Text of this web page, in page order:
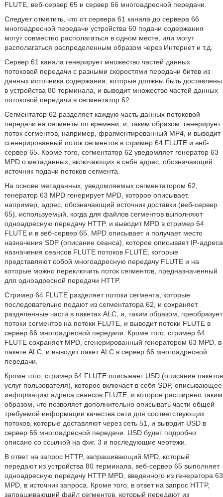
FLUTE, веб-сервер 65 и сервер 66 многоадресной передачи.
Следует отметить, что от сервера 61 канала до сервера 66
многоадресной передачи устройства 60 подачи содержания
могут совместно располагаться в одном месте, или могут
располагаться распределенным образом через Интернет и т.д.
Сервер 61 канала генерирует множество частей данных
потоковой передачи с разными скоростями передачи битов из
данных источника содержания, которые должны быть доставлены
в устройства 80 терминала, и выводит множество частей данных
потоковой передачи в сегментатор 62.
Сегментатор 62 разделяет каждую часть данных потоковой
передачи на сегменты по времени, и, таким образом, генерирует
поток сегментов, например, фрагментированный MP4, и выводит
сгенерированный поток сегментов в стример 64 FLUTE и веб-
сервер 65. Кроме того, сегментатор 62 уведомляет генератор 63
MPD о метаданных, включающих в себя адрес, обозначающий
источник подачи потоков сегмента.
На основе метаданных, уведомляемых сегментатором 62,
генератор 63 MPD генерирует MPD, которое описывает,
например, адрес, обозначающий источник доставки (веб-сервер
65), используемый, когда для файлов сегментов выполняют
одноадресную передачу HTTP, и выводит MPD в стример 64
FLUTE и в веб-сервер 65. MPD описывает и получает место
назначения SDP (описание сеанса), которое описывает IP-адреса
назначения сеансов FLUTE потоков FLUTE, которые
представляют собой многоадресную передачу FLUTE и на
которые можно переключить поток сегментов, предназначенный
для одноадресной передачи HTTP.
Стример 64 FLUTE разделяет потоки сегмента, которые
последовательно подают из сегментатора 62, и сохраняет
разделенные части в пакетах ALC, и, таким образом, преобразует
потоки сегментов на потоки FLUTE, и выводит потоки FLUTE в
сервер 66 многоадресной передачи. Кроме того, стример 64
FLUTE сохраняет MPD, сгенерированный генератором 63 MPD, в
пакете ALC, и выводит пакет ALC в сервер 66 многоадресной
передачи.
Кроме того, стример 64 FLUTE описывает USD (описание пакетов
услуг пользователя), которое включает в себя SDP, описывающее
информацию адреса сеансов FLUTE, и которое расширено таким
образом, что позволяет дополнительно описывать части общей
требуемой информации качества сети для соответствующих
потоков, которые доставляют через сеть 51, и выводит USD в
сервер 66 многоадресной передачи. USD будет подробно
описано со ссылкой на фиг. 3 и последующие чертежи.
В ответ на запрос HTTP, запрашивающий MPD, который
передают из устройства 80 терминала, веб-сервер 65 выполняет
одноадресную передачу HTTP MPD, введенного из генератора 63
MPD, в источник запроса. Кроме того, в ответ на запрос HTTP,
запрашивающий файл сегментов, который передают из